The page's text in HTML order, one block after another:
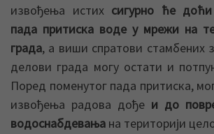
извођења истих сигурно ће доћи
пада притиска воде у мрежи на
града, а виши спратови стамбених
делови града могу остати и
Поред поменутог пада притиска,
извођења радова дође и до
водоснабдевања на територији